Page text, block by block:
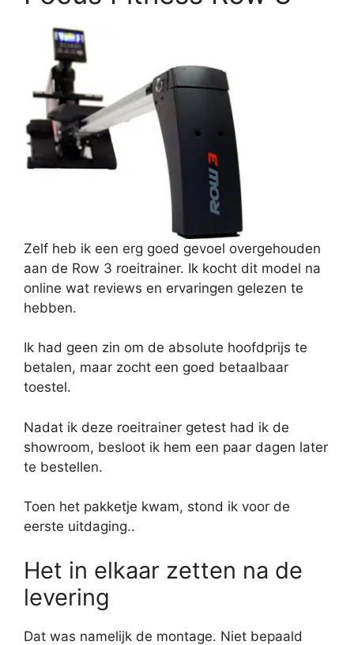
Zelf heb ik een erg goed gevoel overgehouden
aan de Row 3 roeitrainer. Ik kocht dit model na
online wat reviews en ervaringen gelezen te
hebben.
Ik had geen zin om de absolute hoofdprijs te
betalen, maar zocht een goed betaalbaar
toestel.
Nadat ik deze roeitrainer getest had ik de
showroom, besloot ik hem een paar dagen later
te bestellen.
Toen het pakketje kwam, stond ik voor de
eerste uitdaging..
Het in elkaar zetten na de
levering
Dat was namelijk de montage. Niet bepaald